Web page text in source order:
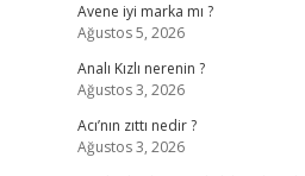
Avene iyi marka mı ?
Ağustos 5, 2026
Analı Kızlı nerenin ?
Ağustos 3, 2026
Acı’nın zıttı nedir ?
Ağustos 3, 2026